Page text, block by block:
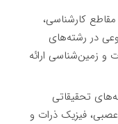
کارشناسی،
در رشته‌های
و زمین‌شناسی ارائه
تحقیقاتی
عصبی، فیزیک ذرات و